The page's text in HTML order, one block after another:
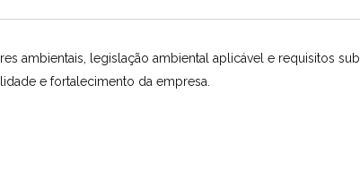
ambientais, legislação ambiental aplicável e requisitos
e fortalecimento da empresa.